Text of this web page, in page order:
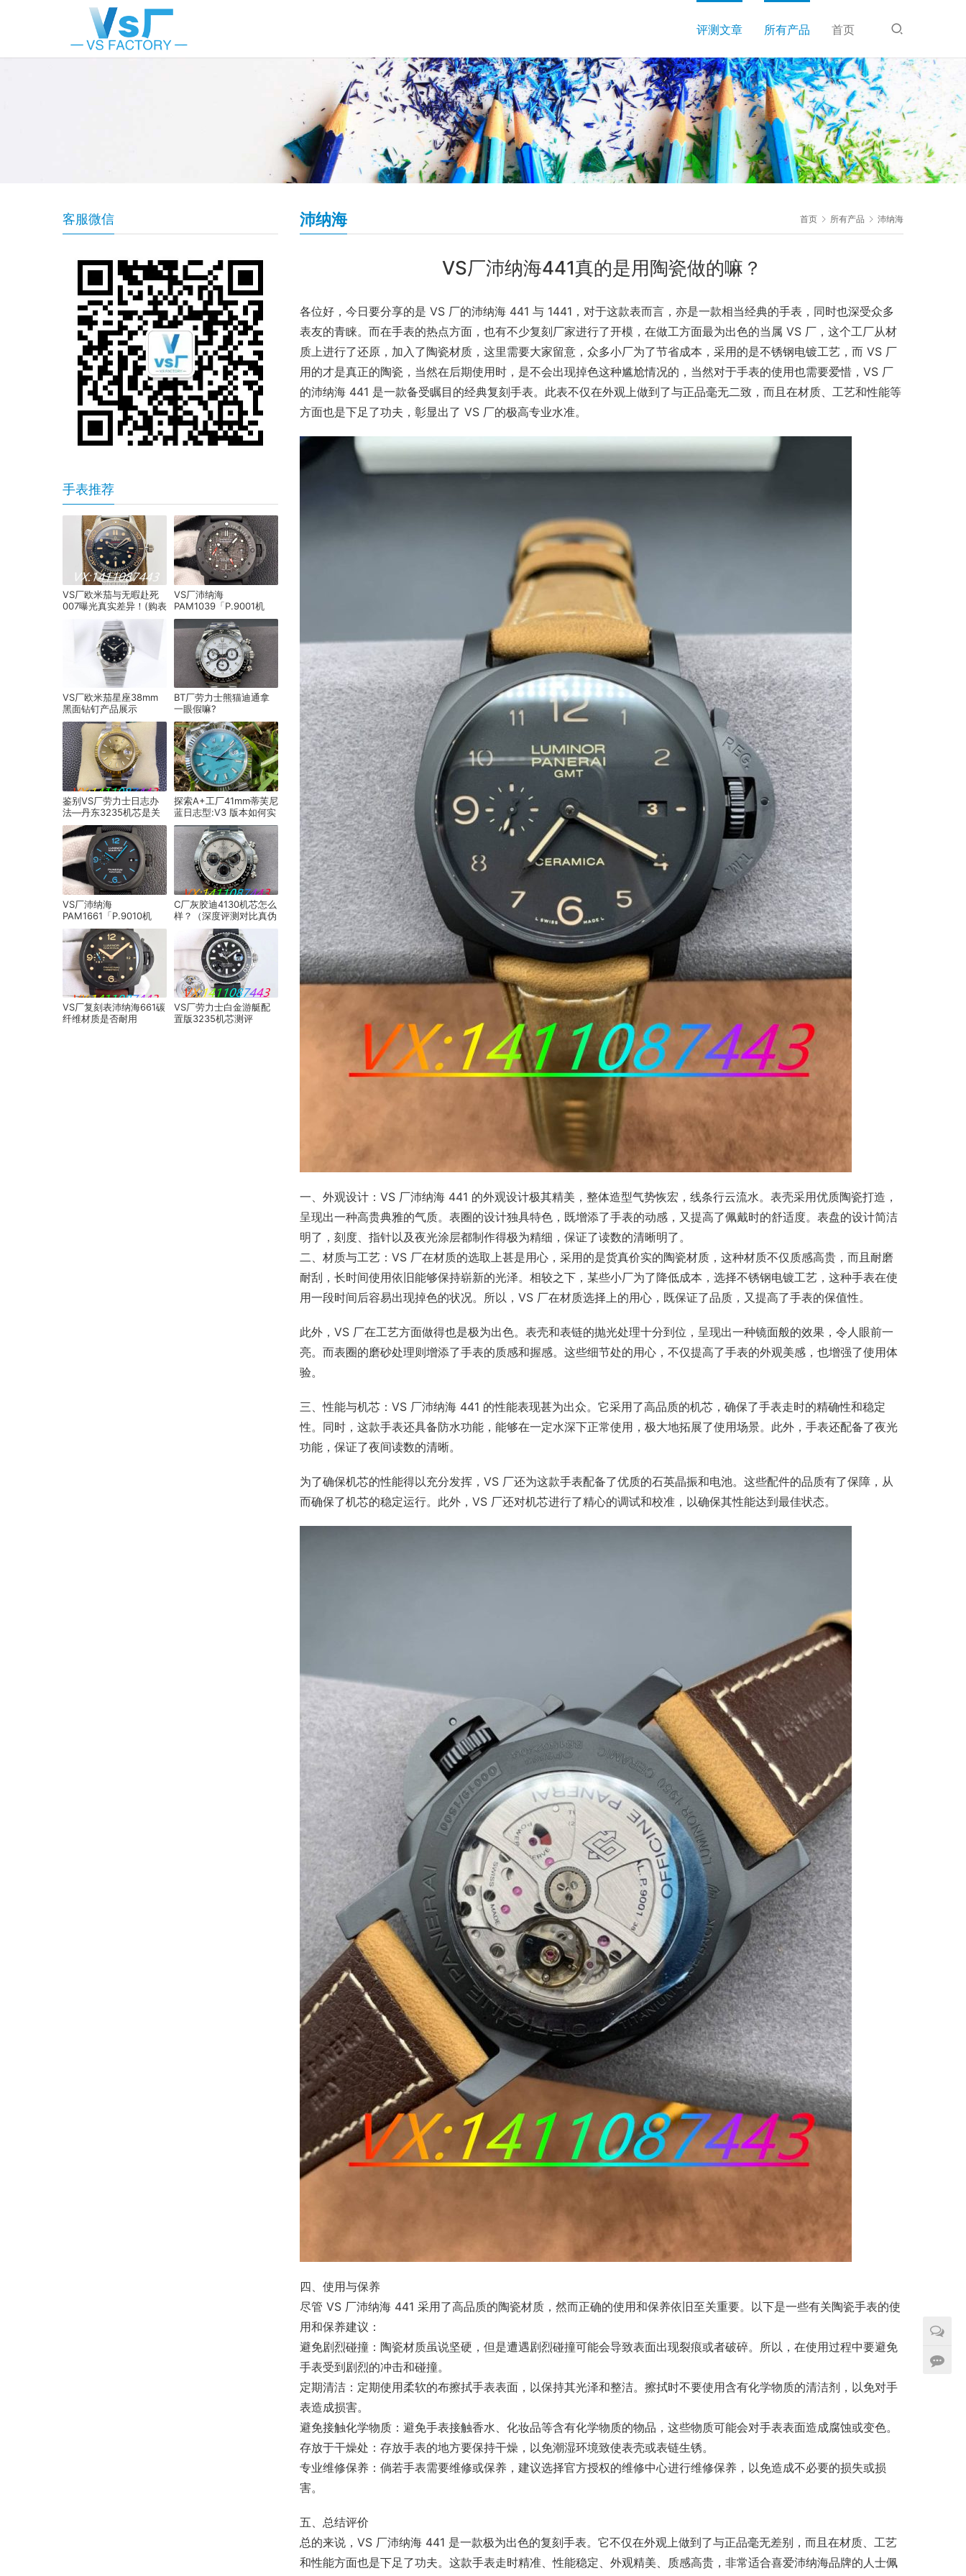
评测文章 所有产品 首页
首页 所有产品 沛纳海
沛纳海
VS厂沛纳海441真的是用陶瓷做的嘛？
各位好，今日要分享的是 VS 厂的沛纳海 441 与 1441，对于这款表而言，亦是一款相当经典的手表，同时也深受众多
表友的青睐。而在手表的热点方面，也有不少复刻厂家进行了开模，在做工方面最为出色的当属 VS 厂，这个工厂从材
质上进行了还原，加入了陶瓷材质，这里需要大家留意，众多小厂为了节省成本，采用的是不锈钢电镀工艺，而 VS 厂
用的才是真正的陶瓷，当然在后期使用时，是不会出现掉色这种尴尬情况的，当然对于手表的使用也需要爱惜，VS 厂
的沛纳海 441 是一款备受瞩目的经典复刻手表。此表不仅在外观上做到了与正品毫无二致，而且在材质、工艺和性能等
方面也是下足了功夫，彰显出了 VS 厂的极高专业水准。
一、外观设计：VS 厂沛纳海 441 的外观设计极其精美，整体造型气势恢宏，线条行云流水。表壳采用优质陶瓷打造，
呈现出一种高贵典雅的气质。表圈的设计独具特色，既增添了手表的动感，又提高了佩戴时的舒适度。表盘的设计简洁
明了，刻度、指针以及夜光涂层都制作得极为精细，保证了读数的清晰明了。
二、材质与工艺：VS 厂在材质的选取上甚是用心，采用的是货真价实的陶瓷材质，这种材质不仅质感高贵，而且耐磨
耐刮，长时间使用依旧能够保持崭新的光泽。相较之下，某些小厂为了降低成本，选择不锈钢电镀工艺，这种手表在使
用一段时间后容易出现掉色的状况。所以，VS 厂在材质选择上的用心，既保证了品质，又提高了手表的保值性。
此外，VS 厂在工艺方面做得也是极为出色。表壳和表链的抛光处理十分到位，呈现出一种镜面般的效果，令人眼前一
亮。而表圈的磨砂处理则增添了手表的质感和握感。这些细节处的用心，不仅提高了手表的外观美感，也增强了使用体
验。
三、性能与机芯：VS 厂沛纳海 441 的性能表现甚为出众。它采用了高品质的机芯，确保了手表走时的精确性和稳定
性。同时，这款手表还具备防水功能，能够在一定水深下正常使用，极大地拓展了使用场景。此外，手表还配备了夜光
功能，保证了夜间读数的清晰。
为了确保机芯的性能得以充分发挥，VS 厂还为这款手表配备了优质的石英晶振和电池。这些配件的品质有了保障，从
而确保了机芯的稳定运行。此外，VS 厂还对机芯进行了精心的调试和校准，以确保其性能达到最佳状态。
四、使用与保养
尽管 VS 厂沛纳海 441 采用了高品质的陶瓷材质，然而正确的使用和保养依旧至关重要。以下是一些有关陶瓷手表的使
用和保养建议：
避免剧烈碰撞：陶瓷材质虽说坚硬，但是遭遇剧烈碰撞可能会导致表面出现裂痕或者破碎。所以，在使用过程中要避免
手表受到剧烈的冲击和碰撞。
定期清洁：定期使用柔软的布擦拭手表表面，以保持其光泽和整洁。擦拭时不要使用含有化学物质的清洁剂，以免对手
表造成损害。
避免接触化学物质：避免手表接触香水、化妆品等含有化学物质的物品，这些物质可能会对手表表面造成腐蚀或变色。
存放于干燥处：存放手表的地方要保持干燥，以免潮湿环境致使表壳或表链生锈。
专业维修保养：倘若手表需要维修或保养，建议选择官方授权的维修中心进行维修保养，以免造成不必要的损失或损
害。
五、总结评价
总的来说，VS 厂沛纳海 441 是一款极为出色的复刻手表。它不仅在外观上做到了与正品毫无差别，而且在材质、工艺
和性能方面也是下足了功夫。这款手表走时精准、性能稳定、外观精美、质感高贵，非常适合喜爱沛纳海品牌的人士佩
客服微信
手表推荐
VS厂欧米茄与无暇赴死
007曝光真实差异！(购表
VS厂沛纳海
PAM1039「P.9001机
芯」产品展示
VS厂欧米茄星座38mm
黑面钻钉产品展示
BT厂劳力士熊猫迪通拿
一眼假嘛?
鉴别VS厂劳力士日志办
法—丹东3235机芯是关
键
探索A+工厂41mm蒂芙尼
蓝日志型:V3 版本如何实
现卓越升级
VS厂沛纳海
PAM1661「P.9010机
芯」产品展示
C厂灰胶迪4130机芯怎么
样？（深度评测对比真伪
与质量）
VS厂复刻表沛纳海661碳
纤维材质是否耐用
VS厂劳力士白金游艇配
置版3235机芯测评